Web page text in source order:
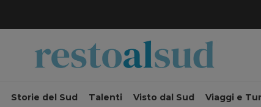
Storie del Sud Talenti Visto dal Sud Viaggi e